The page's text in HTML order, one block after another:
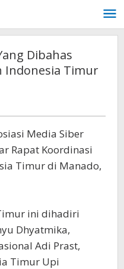
Dibahas
Indonesia Timur
Media Siber
Rapat Koordinasi
Timur di Manado,
ini dihadiri
Dhyatmika,
Adi Prast,
Timur Upi